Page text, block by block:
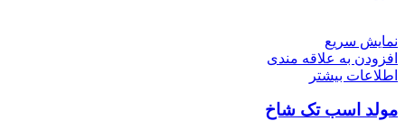
نمایش سریع
افزودن به علاقه مندی
اطلاعات بیشتر
مولد اسب تک شاخ